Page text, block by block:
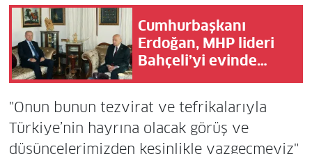
Cumhurbaşkanı
Erdoğan, MHP lideri
Bahçeli’yi evinde
"Onun bunun tezvirat ve tefrikalarıyla
Türkiye’nin hayrına olacak görüş ve
düşüncelerimizden kesinlikle vazgeçmeyiz"